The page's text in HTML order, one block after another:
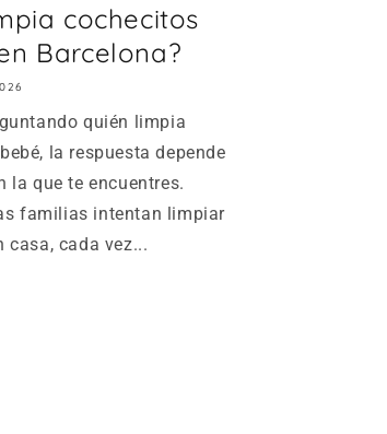
cochecitos
Barcelona?
quién limpia
la respuesta depende
la que te encuentres.
familias intentan limpiar
casa, cada vez...